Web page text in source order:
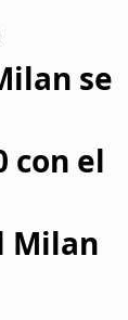
se
con el
Milan